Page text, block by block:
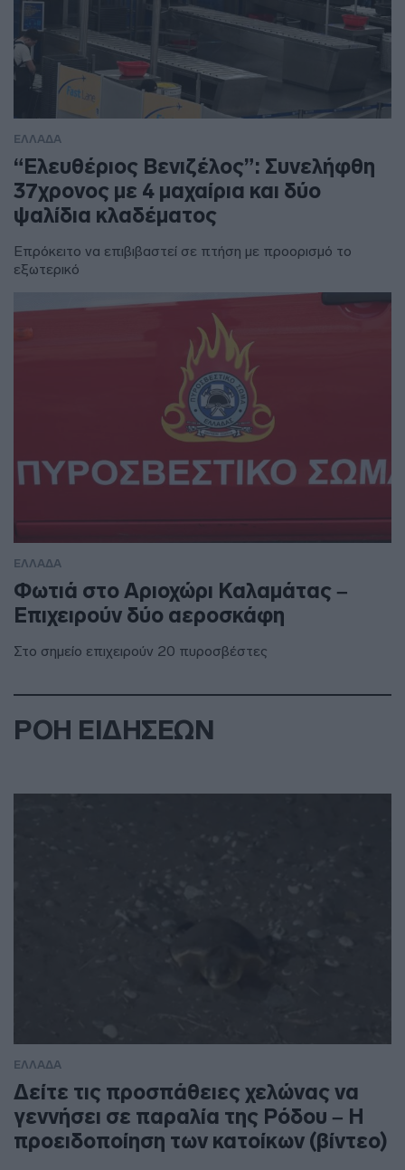
ΕΛΛΑΔΑ
“Ελευθέριος Βενιζέλος”: Συνελήφθη
37χρονος με 4 μαχαίρια και δύο
ψαλίδια κλαδέματος
Επρόκειτο να επιβιβαστεί σε πτήση με προορισμό το
εξωτερικό
ΕΛΛΑΔΑ
Φωτιά στο Αριοχώρι Καλαμάτας –
Επιχειρούν δύο αεροσκάφη
Στο σημείο επιχειρούν 20 πυροσβέστες
ΡΟΗ ΕΙΔΗΣΕΩΝ
ΕΛΛΑΔΑ
Δείτε τις προσπάθειες χελώνας να
γεννήσει σε παραλία της Ρόδου – Η
προειδοποίηση των κατοίκων (βίντεο)